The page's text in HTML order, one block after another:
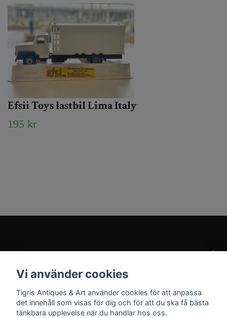
Efsii Toys lastbil Lima Italy
195 kr
Sociala medier
Vi använder cookies
Tigris Antiques & Art använder cookies för att anpassa
det innehåll som visas för dig och för att du ska få bästa
tänkbara upplevelse när du handlar hos oss.